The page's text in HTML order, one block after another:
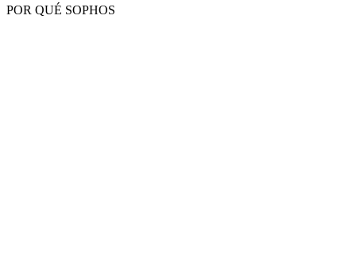
POR QUÉ SOPHOS